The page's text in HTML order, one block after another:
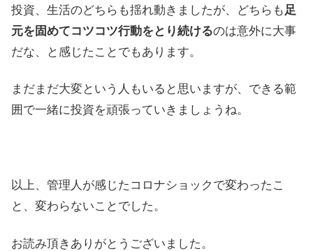
投資、生活のどちらも揺れ動きましたが、どちらも 足
元を固めてコツコツ行動をとり続けるのは意外に大事
だな、と感じたことでもあります。
まだまだ大変という人もいると思いますが、できる範
囲で一緒に投資を頑張っていきましょうね。
以上、管理人が感じたコロナショックで変わったこ
と、変わらないことでした。
お読み頂きありがとうございました。